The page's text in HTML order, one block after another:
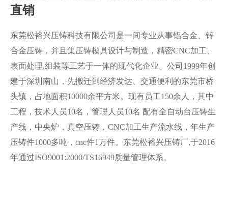
直销
东莞松裕兴压铸科技有限公司是一间专业从事铝合金、锌
合金压铸，并且集压铸模具设计与制造，精密CNC加工、
表面处理,组装等工艺于一体的现代化企业。公司1999年创
建于深圳南山，先搬迁到经济发达、交通便利的东莞市桥
头镇，占地面积10000余平方米。现有员工150余人，其中
工程，技术人员10名，管理人员10名 配有全自动台压铸生
产线，中央炉，真空压铸，CNC加工生产流水线，年生产
压铸件1000多吨，cnc件1万件。东莞松裕兴压铸厂,于2016
年通过ISO9001:2000/TS16949质量管理体系。